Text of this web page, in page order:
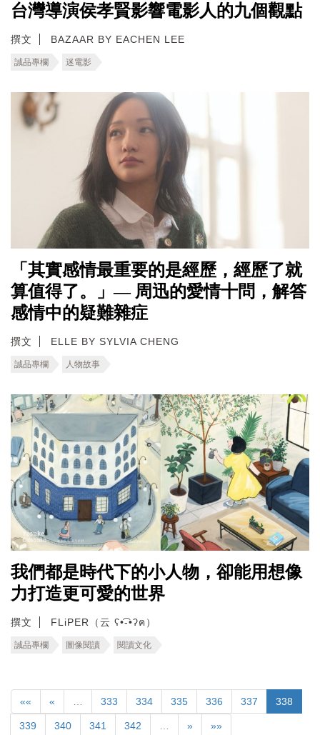
台灣導演侯孝賢影響電影人的九個觀點
撰文 BAZAAR BY EACHEN LEE
誠品專欄 迷電影
「其實感情最重要的是經歷，經歷了就
算值得了。」— 周迅的愛情十問，解答
感情中的疑難雜症
撰文 ELLE BY SYLVIA CHENG
誠品專欄 人物故事
我們都是時代下的小人物，卻能用想像
力打造更可愛的世界
撰文 FLiPER（云 ʕ•͡-•ʔฅ）
誠品專欄 圖像閱讀 閱讀文化
«« « 333 334 335 336 337 338
339 340 341 342 » »»